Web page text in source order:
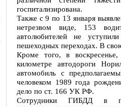
госпитализирована.
Также с 9 по 13 января
нетрезвом виде, 153
автолюбителей не
пешеходных переходах. В
Кроме того, в
километре автодороги
автомобиль с
человеком 1989 года
дело по ст. 166 УК РФ.
Сотрудники ГИБДД в